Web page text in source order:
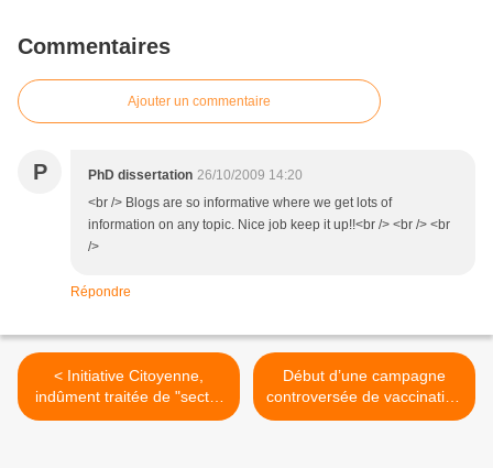
Commentaires
Ajouter un commentaire
P PhD dissertation 26/10/2009 14:20
<br /> Blogs are so informative where we get lots of
information on any topic. Nice job keep it up!!<br /> <br /> <br
/>
Répondre
< Initiative Citoyenne,
indûment traitée de "secte"
demande un droit de
Début d’une campagne
controversée de vaccination
contre le H1N1 en Belgique